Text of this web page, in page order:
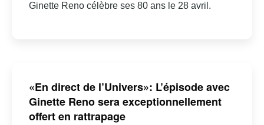
Ginette Reno célèbre ses 80 ans le 28 avril.
«En direct de l’Univers»: L’épisode avec
Ginette Reno sera exceptionnellement
offert en rattrapage